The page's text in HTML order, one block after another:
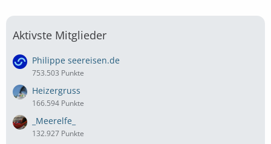
Aktivste Mitglieder
Philippe seereisen.de
753.503 Punkte
Heizergruss
166.594 Punkte
_Meerelfe_
132.927 Punkte